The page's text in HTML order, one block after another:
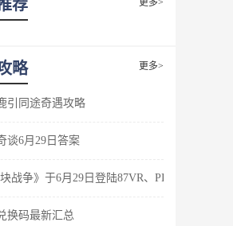
荐 更多>
略 更多>
引同途奇遇攻略
谈6月29日答案
战争》于6月29日登陆87VR、PICO应用商店
换码最新汇总